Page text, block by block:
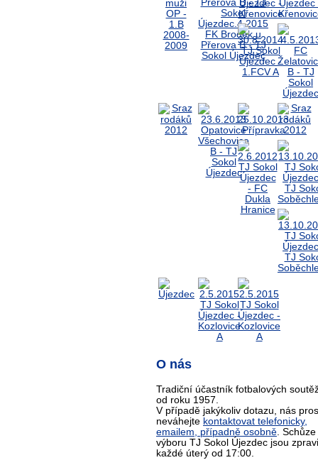
O nás
Tradiční účastník fotbalových
od roku 1957.
V případě jakýkoliv dotazu, nás
neváhejte kontaktovat telefonicky,
emailem, případně osobně. Schůze
výboru TJ Sokol Újezdec jsou
každé úterý od 17:00.